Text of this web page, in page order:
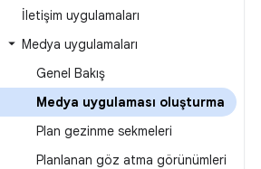
İletişim uygulamaları
Medya uygulamaları
Genel Bakış
Medya uygulaması oluşturma
Plan gezinme sekmeleri
Planlanan göz atma görünümleri